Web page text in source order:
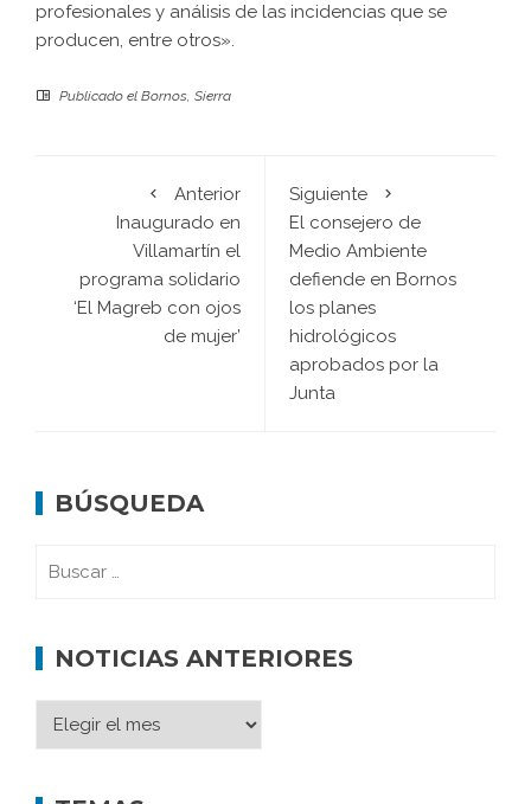
profesionales y análisis de las incidencias que se
producen, entre otros».
Publicado el Bornos, Sierra
Anterior
Inaugurado en
Villamartín el
programa solidario
‘El Magreb con ojos
de mujer’
Siguiente
El consejero de
Medio Ambiente
defiende en Bornos
los planes
hidrológicos
aprobados por la
Junta
BÚSQUEDA
NOTICIAS ANTERIORES